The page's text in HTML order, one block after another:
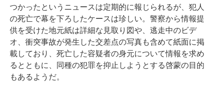
つかったというニュースは定期的に報じられるが、犯人
の死亡で幕を下ろしたケースは珍しい。警察から情報提
供を受けた地元紙は詳細な見取り図や、逃走中のビデ
オ、衝突事故が発生した交差点の写真も含めて紙面に掲
載しており、死亡した容疑者の身元について情報を求め
るとともに、同種の犯罪を抑止しようとする啓蒙の目的
もあるようだ。